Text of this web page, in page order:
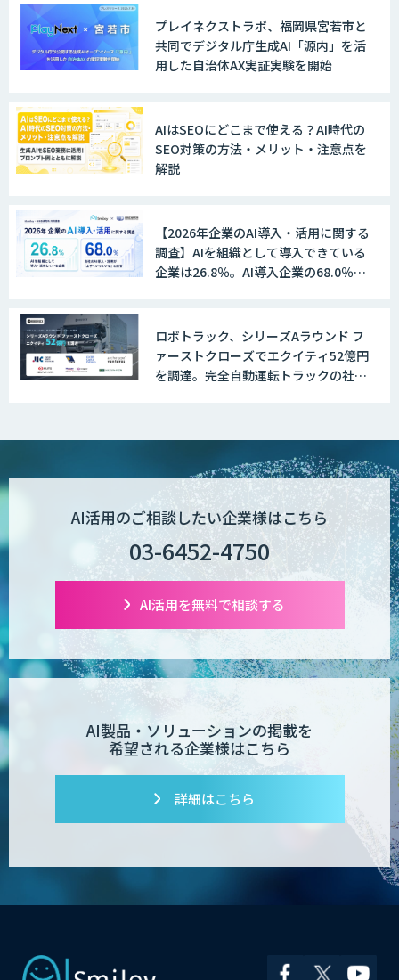
プレイネクストラボ、福岡県宮若市と
共同でデジタル庁生成AI「源内」を活
用した自治体AX実証実験を開始
AIはSEOにどこまで使える？AI時代の
SEO対策の方法・メリット・注意点を
解説
【2026年企業のAI導入・活用に関する
調査】AIを組織として導入できている
企業は26.8％。AI導入企業の68.0％
ロボトラック、シリーズAラウンド フ
ァーストクローズでエクイティ52億円
を調達。完全自動運転トラックの社会
AI活用のご相談したい企業様はこちら
03-6452-4750
AI活用を無料で相談する
AI製品・ソリューションの掲載を
希望される企業様はこちら
詳細はこちら